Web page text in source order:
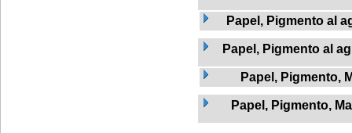
Papel, Pigmento al
Papel, Pigmento al
Papel, Pigmento,
Papel, Pigmento,